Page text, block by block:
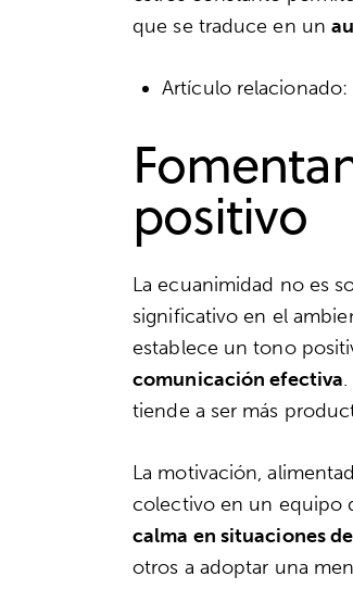
que se traduce en un
Artículo relacionado:
positivo
La ecuanimidad no es
significativo en el
establece un tono
comunicación efectiva
tiende a ser más
La motivación,
colectivo en un equipo
calma en situaciones
otros a adoptar una